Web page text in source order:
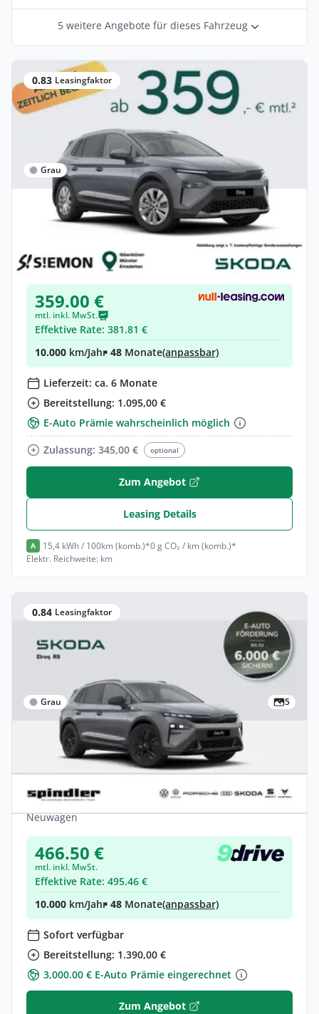
5 weitere Angebote für dieses Fahrzeug
0.83 Leasingfaktor
Grau
Privat
Skoda Elroq 60 Selection 140kW AHK
Automatik •190 PS (140 kW)
Neuwagen
359.00 €
mtl. inkl. MwSt.
Effektive Rate: 381.81 €
10.000 km/Jahr• 48 Monate(anpassbar)
Lieferzeit: ca. 6 Monate
Bereitstellung: 1.095,00 €
E-Auto Prämie wahrscheinlich möglich
Zulassung: 345,00 €
optional
Zum Angebot
Leasing Details
A 15,4 kWh / 100km (komb.)*0 g CO₂ / km (komb.)*
Elektr. Reichweite: km
0.84 Leasingfaktor
Grau 5
Privat
Skoda Elroq RS RS (82 kWh) 250 kW 1-
Elektro •Automatik •
326 PS (240 kW)
Neuwagen
466.50 €
mtl. inkl. MwSt.
Effektive Rate: 495.46 €
10.000 km/Jahr• 48 Monate(anpassbar)
Sofort verfügbar
Bereitstellung: 1.390,00 €
3,000.00 € E-Auto Prämie eingerechnet
Zum Angebot